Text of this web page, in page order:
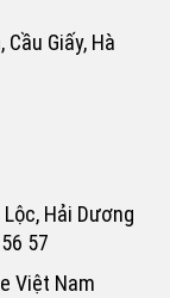
Giấy, Hà
Hải Dương
57
Việt Nam